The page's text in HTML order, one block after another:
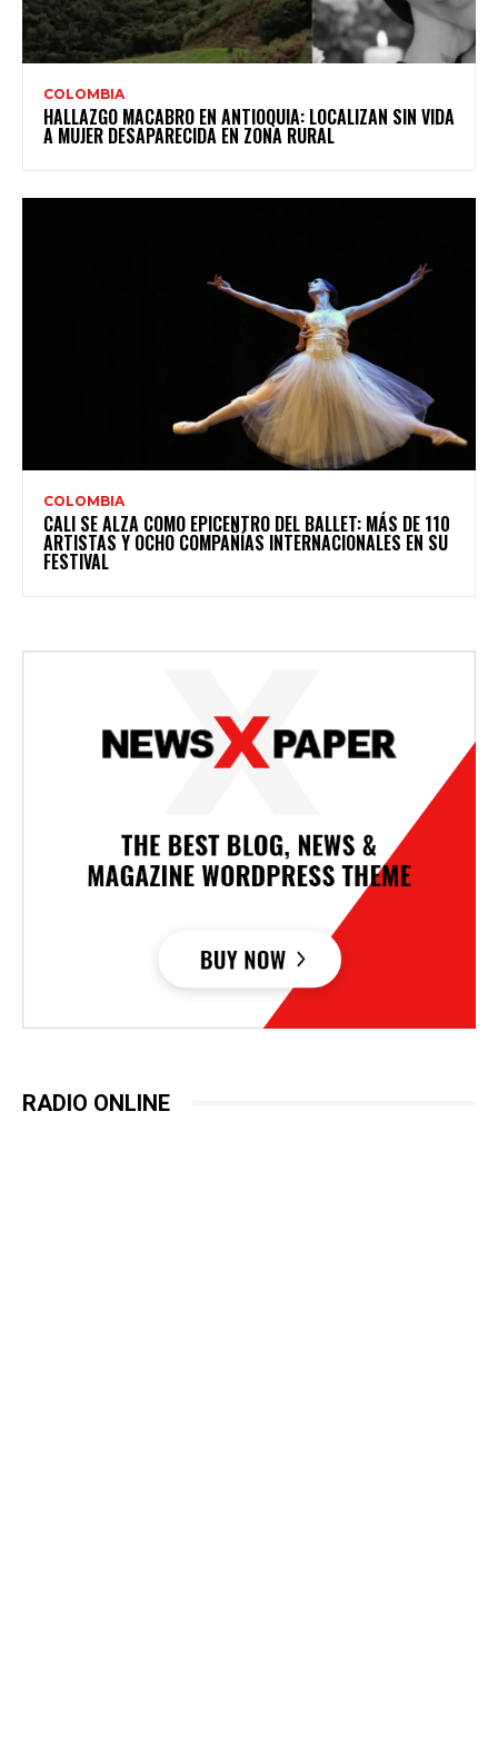
COLOMBIA
HALLAZGO MACABRO EN ANTIOQUIA: LOCALIZAN SIN VIDA
A MUJER DESAPARECIDA EN ZONA RURAL
COLOMBIA
CALI SE ALZA COMO EPICENTRO DEL BALLET: MÁS DE 110
ARTISTAS Y OCHO COMPAÑÍAS INTERNACIONALES EN SU
FESTIVAL
RADIO ONLINE